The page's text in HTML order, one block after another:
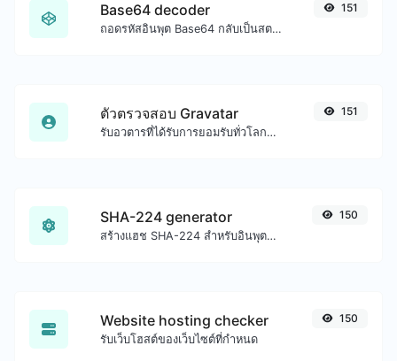
Base64 decoder
ถอดรหัสอินพุต Base64 กลับเป็นสตริง
151
ตัวตรวจสอบ Gravatar
รับอวตารที่ได้รับการยอมรับทั่วโลกจาก gravatar.com สำหรับอีเมลใดๆ
151
SHA-224 generator
สร้างแฮช SHA-224 สำหรับอินพุตสตริงใดๆ
150
Website hosting checker
รับเว็บโฮสต์ของเว็บไซต์ที่กำหนด
150